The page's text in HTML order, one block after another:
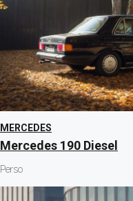
MERCEDES
Mercedes 190 Diesel
Perso